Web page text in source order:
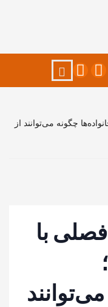
چگونه می‌توانند از
با